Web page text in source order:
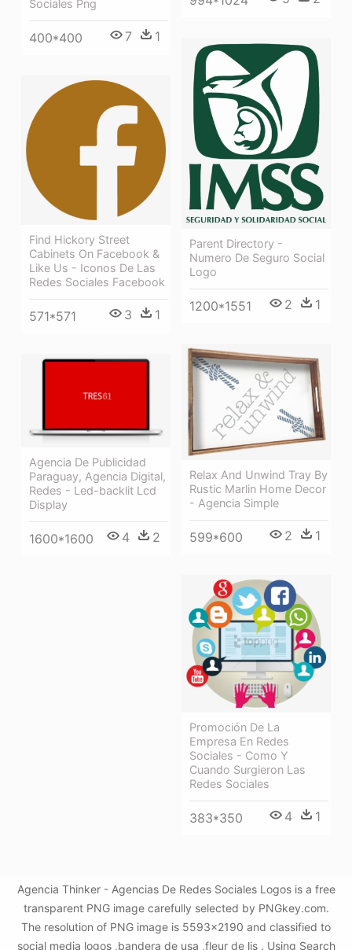
Sociales Png
400*400 7 1
Parent Directory -
Numero De Seguro Social
Logo
1200*1551 2 1
Find Hickory Street
Cabinets On Facebook &
Like Us - Iconos De Las
Redes Sociales Facebook
571*571 3 1
Relax And Unwind Tray By
Rustic Marlin Home Decor
- Agencia Simple
599*600 2 1
Agencia De Publicidad
Paraguay, Agencia Digital,
Redes - Led-backlit Lcd
Display
1600*1600 4 2
Promoción De La
Empresa En Redes
Sociales - Como Y
Cuando Surgieron Las
Redes Sociales
383*350 4 1
Agencia Thinker - Agencias De Redes Sociales Logos is a free
transparent PNG image carefully selected by PNGkey.com.
The resolution of PNG image is 5593x2190 and classified to
social media logos ,bandera de usa ,fleur de lis . Using Search